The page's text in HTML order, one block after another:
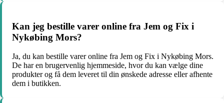
Kan jeg bestille varer online fra Jem og Fix i
Nykøbing Mors?
Ja, du kan bestille varer online fra Jem og Fix i Nykøbing Mors.
De har en brugervenlig hjemmeside, hvor du kan vælge dine
produkter og få dem leveret til din ønskede adresse eller afhente
dem i butikken.